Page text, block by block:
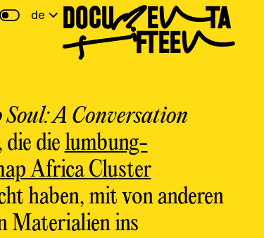
de DOCUMENTA
FIFTEEN
Soul: A Conversation
die lumbung-
Africa Cluster
haben, mit von anderen
Materialien ins